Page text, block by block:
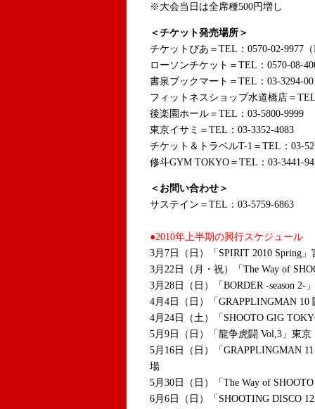
※大会当日は全席種500円増し
＜チケット発売場所＞
チケットぴあ＝TEL：0570-02-9977
ローソンチケット＝TEL：0570-08-
書泉ブックマート＝TEL：03-3294-
フィットネスショップ水道橋店＝
後楽園ホール＝TEL：03-5800-9999
東京イサミ＝TEL：03-3352-4083
チケット＆トラベルT-1＝TEL：03-
修斗GYM TOKYO＝TEL：03-3441-
＜お問い合わせ＞
サステイン＝TEL：03-5759-6863
●2010年上半期の興行スケジュール
3月7日（日）「SPIRIT 2010 Spring
3月22日（月・祝）「The Way of
3月28日（日）「BORDER -season 2-
4月4日（日）「GRAPPLINGMAN
4月24日（土）「SHOOTO GIG
5月9日（日）「龍争虎闘 Vol,3」東
5月16日（日）「GRAPPLINGMAN
場
5月30日（日）「The Way of
6月6日（日）「SHOOTING DISCO